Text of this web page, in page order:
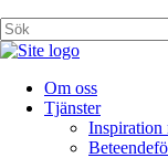
Om oss
Tjänster
Inspiration